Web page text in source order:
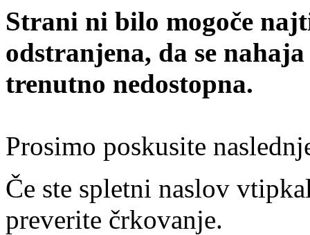
Strani ni bilo mogoče
odstranjena, da se
trenutno nedostopna.
Prosimo poskusite
Če ste spletni naslov
preverite črkovanje.